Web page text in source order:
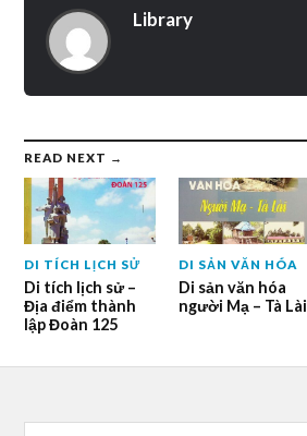
Library
READ NEXT →
DI TÍCH LỊCH SỬ
Di tích lịch sử –
Địa điểm thành
lập Đoàn 125
DI SẢN VĂN HÓA
Di sản văn hóa
người Mạ – Tà Lài